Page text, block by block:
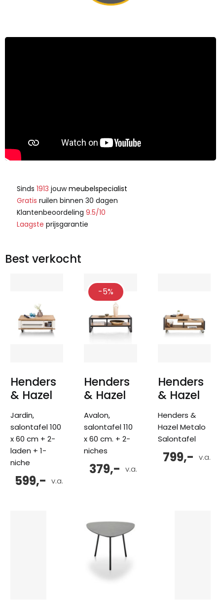
Sinds 1913 jouwmeubelspecialist
Gratis ruilen binnen 30 dagen
Klantenbeoordeling 9.5/10
Laagste prijsgarantie
Best verkocht
Henders
& Hazel
Jardin,
salontafel 100
x 60 cm + 2-
laden + 1-
niche
v.a.
599,-
-5%
Henders
& Hazel
Avalon,
salontafel 110
x 60 cm. + 2-
niches
v.a.
379,-
Henders
& Hazel
Henders &
Hazel Metalo
Salontafel
v.a.
799,-